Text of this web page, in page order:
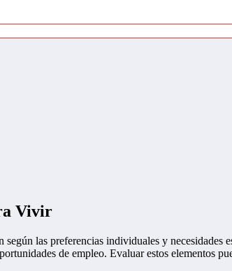
Vivir
según las preferencias individuales y necesidades
de empleo. Evaluar estos elementos